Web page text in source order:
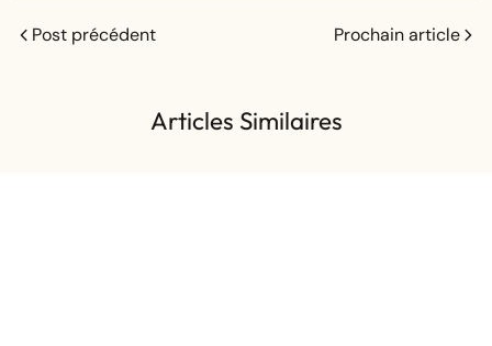
Post précédent Prochain article
Articles Similaires